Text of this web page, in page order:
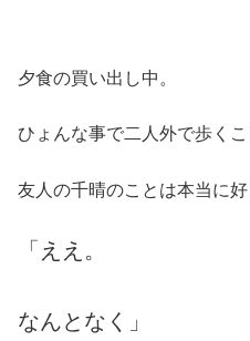
夕食の買い出し中。
ひょんな事で二人外で歩くこ
友人の千晴のことは本当に
「ええ。
なんとなく」